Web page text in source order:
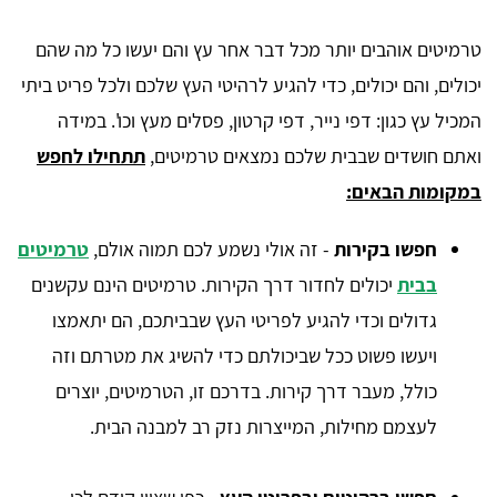
טרמיטים אוהבים יותר מכל דבר אחר עץ והם יעשו כל מה שהם
יכולים, והם יכולים, כדי להגיע לרהיטי העץ שלכם ולכל פריט ביתי
המכיל עץ כגון: דפי נייר, דפי קרטון, פסלים מעץ וכו'. במידה
ואתם חושדים שבבית שלכם נמצאים טרמיטים, תתחילו לחפש
במקומות הבאים:
חפשו בקירות - זה אולי נשמע לכם תמוה אולם, טרמיטים
בבית יכולים לחדור דרך הקירות. טרמיטים הינם עקשנים
גדולים וכדי להגיע לפריטי העץ שבביתכם, הם יתאמצו
ויעשו פשוט ככל שביכולתם כדי להשיג את מטרתם וזה
כולל, מעבר דרך קירות. בדרכם זו, הטרמיטים, יוצרים
לעצמם מחילות, המייצרות נזק רב למבנה הבית.